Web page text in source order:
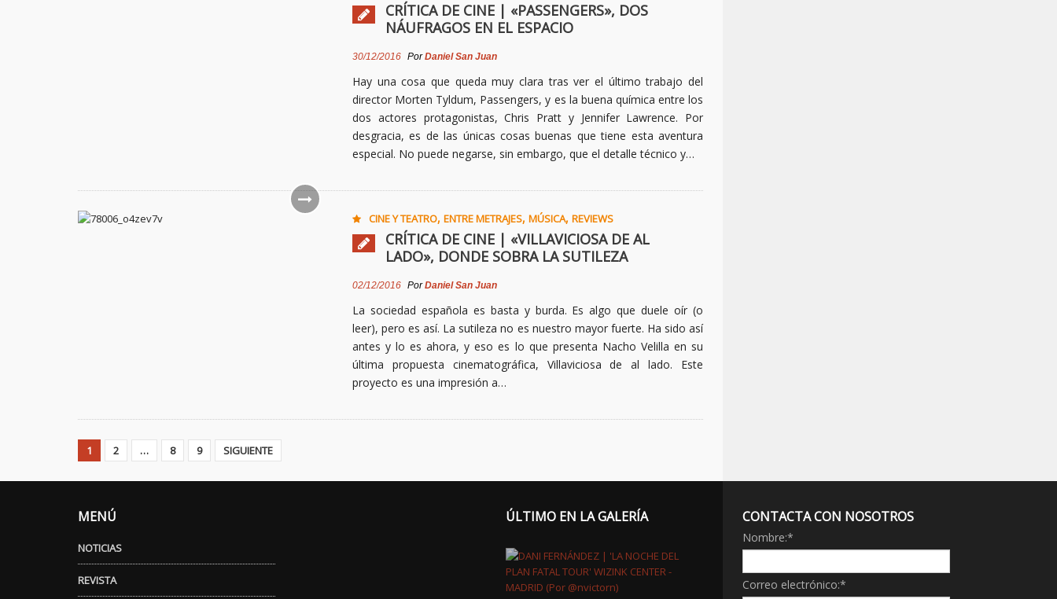
CRÍTICA DE CINE | «PASSENGERS», DOS
NÁUFRAGOS EN EL ESPACIO
30/12/2016 PorDaniel San Juan
Hay una cosa que queda muy clara tras ver el último trabajo del
director Morten Tyldum, Passengers, y es la buena química entre los
dos actores protagonistas, Chris Pratt y Jennifer Lawrence. Por
desgracia, es de las únicas cosas buenas que tiene esta aventura
especial. No puede negarse, sin embargo, que el detalle técnico y…
CINE Y TEATRO, ENTRE METRAJES, MÚSICA, REVIEWS
CRÍTICA DE CINE | «VILLAVICIOSA DE AL
LADO», DONDE SOBRA LA SUTILEZA
02/12/2016 PorDaniel San Juan
La sociedad española es basta y burda. Es algo que duele oír (o
leer), pero es así. La sutileza no es nuestro mayor fuerte. Ha sido así
antes y lo es ahora, y eso es lo que presenta Nacho Velilla en su
última propuesta cinematográfica, Villaviciosa de al lado. Este
proyecto es una impresión a…
1 2 … 8 9 SIGUIENTE
MENÚ
NOTICIAS
REVISTA
ÚLTIMO EN LA GALERÍA CONTACTA CON NOSOTROS
Nombre:*
Correo electrónico:*